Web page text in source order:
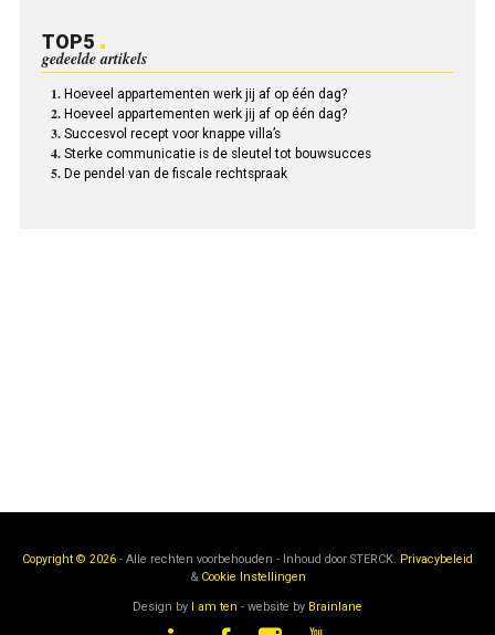
TOP5
gedeelde artikels
Hoeveel appartementen werk jij af op één dag?
Hoeveel appartementen werk jij af op één dag?
Succesvol recept voor knappe villa’s
Sterke communicatie is de sleutel tot bouwsucces
De pendel van de fiscale rechtspraak
Copyright © 2026 - Alle rechten voorbehouden - Inhoud door STERCK. Privacybeleid
& Cookie Instellingen
Design by I am ten - website by Brainlane